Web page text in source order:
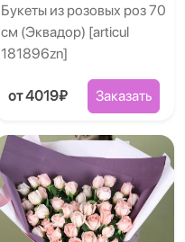
Букеты из розовых роз 70
см (Эквадор) [articul
181896zn]
от 4019₽ Заказать